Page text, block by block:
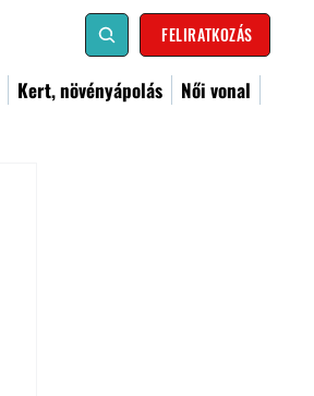
FELIRATKOZÁS
Kert, növényápolás
Női vonal